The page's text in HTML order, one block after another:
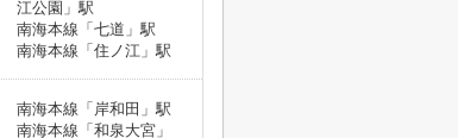
江公園」駅
南海本線「七道」駅
南海本線「住ノ江」駅
南海本線「岸和田」駅
南海本線「和泉大宮」